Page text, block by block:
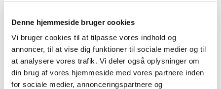
Denne hjemmeside bruger cookies
Vi bruger cookies til at tilpasse vores indhold og
annoncer, til at vise dig funktioner til sociale medier og til
at analysere vores trafik. Vi deler også oplysninger om
din brug af vores hjemmeside med vores partnere inden
for sociale medier, annonceringspartnere og
Da jeg hørte albummet, blev jeg dybt rørt, da numrene,
med de føromtalte temaer, var noget, jeg kunne nikke
genkendende til.
Dette album er klart værd at tjekke ud, og du kan lytte til
albummet lige her: